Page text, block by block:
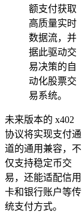
额支付获取
高质量实时
数据流，并
据此驱动交
易决策的自
动化股票交
易系统。
未来版本的 x402
协议将实现支付通
道的通用兼容，不
仅支持稳定币交
易，还能适配信用
卡和银行账户等传
统支付方式。